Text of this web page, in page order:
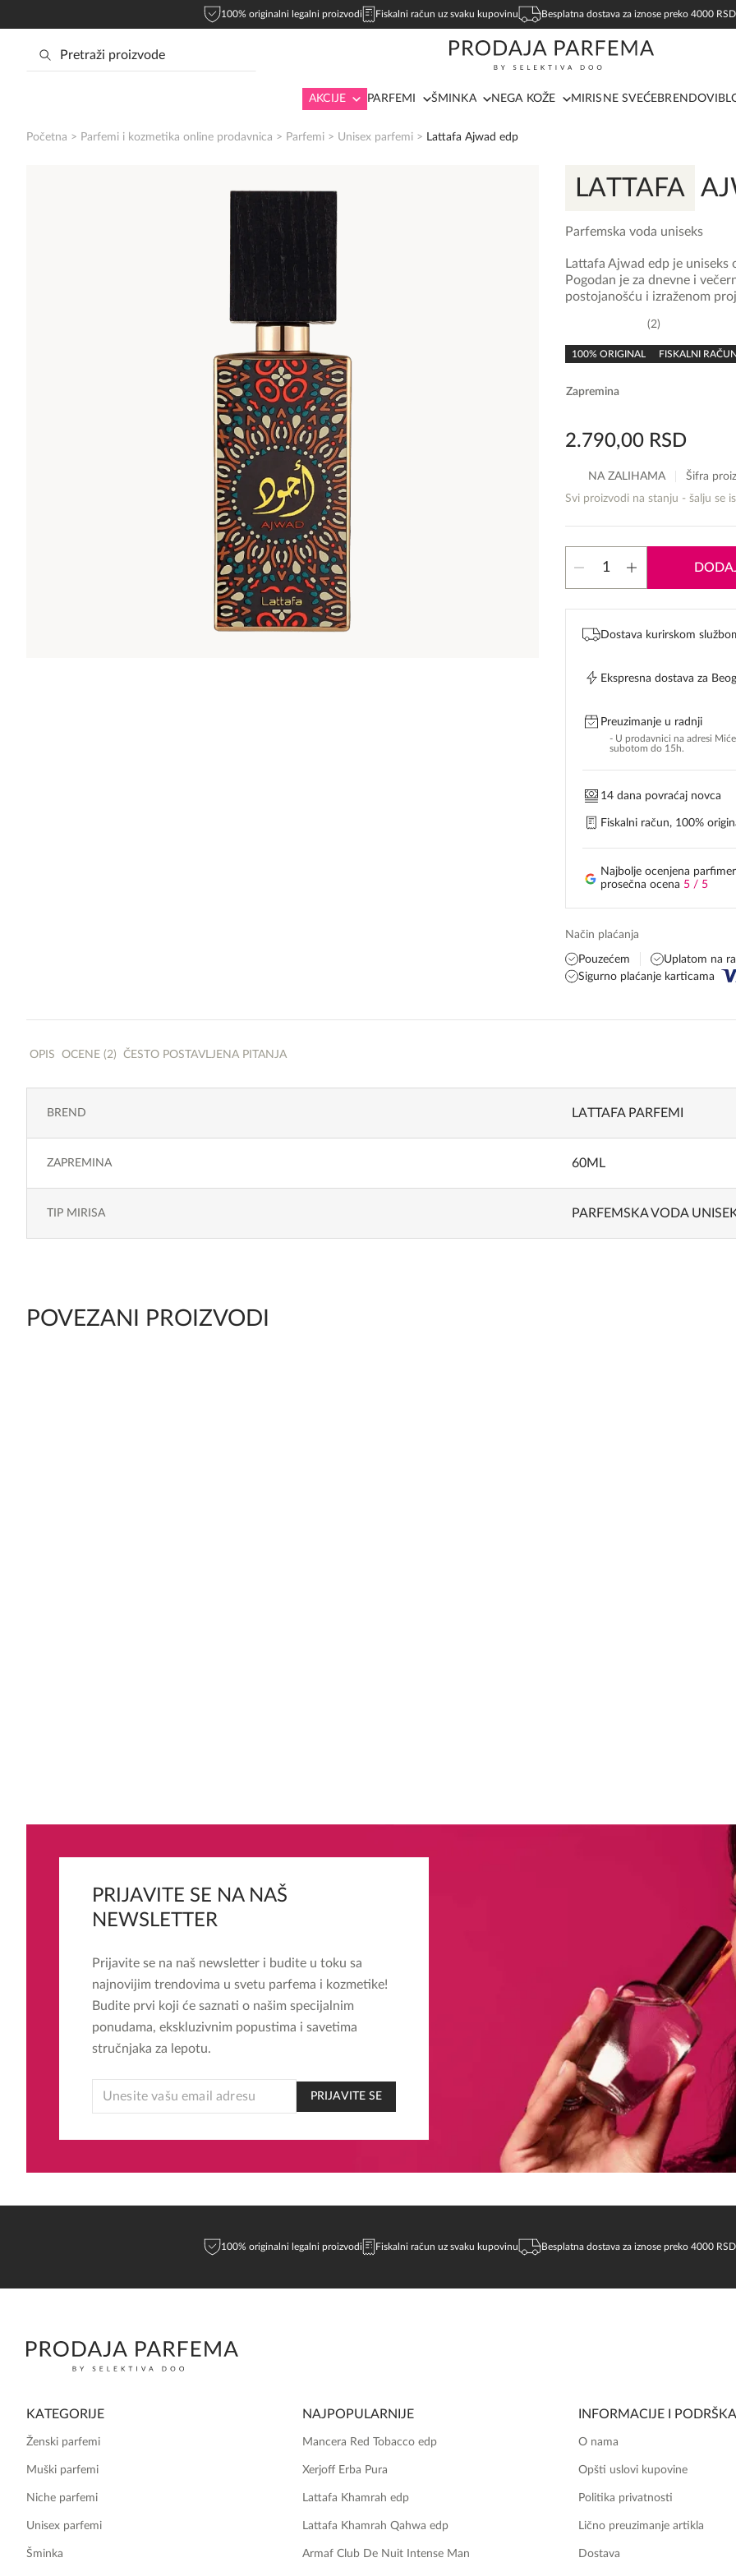
100% originalni legalni proizvodi Fiskalni račun uz svaku kupovinu Besplatna dostava za iznose preko 4000 RSD
AKCIJE PARFEMI ŠMINKA NEGA KOŽE MIRISNE SVEĆEBRENDOVI
Početna > Parfemi i kozmetika online prodavnica > Parfemi > Unisex parfemi > Lattafa Ajwad edp
LATTAFA
Parfemska voda uniseks
rating
2
100% ORIGINAL FISKALNI
Lattafa Ajwad edp je
Pogodan je za dnevne i
postojanošću i izraženom
Zapremina
2.790,00 RSD
NA ZALIHAMA
Šifra
Svi proizvodi na stanju - šalju se
Lattafa
edp
količina
Dostava kurirskom
Ekspresna dostava za
Preuzimanje u radnji
- U prodavnici na adresi
subotom do 15h.
14 dana povraćaj novca
Fiskalni račun, 100%
Najbolje ocenjena
prosečna ocena 5 / 5
Način plaćanja
Pouzećem
Uplatom na
Sigurno plaćanje karticama
OPIS OCENE (2) ČESTO POSTAVLJENA PITANJA
BREND LATTAFA PARFEMI
ZAPREMINA 60ML
TIP MIRISA PARFEMSKA VODA
POVEZANI PROIZVODI
PRIJAVITE SE NA NAŠ
NEWSLETTER
Prijavite se na naš newsletter i budite u toku sa
najnovijim trendovima u svetu parfema i kozmetike!
Budite prvi koji će saznati o našim specijalnim
ponudama, ekskluzivnim popustima i savetima
stručnjaka za lepotu.
EMAIL
PRIJAVITE SE
100% originalni legalni proizvodi Fiskalni račun uz svaku kupovinu Besplatna dostava za iznose preko 4000 RSD
KATEGORIJE
Ženski parfemi
Muški parfemi
Niche parfemi
Unisex parfemi
Šminka
NAJPOPULARNIJE
Mancera Red Tobacco edp
Xerjoff Erba Pura
Lattafa Khamrah edp
Lattafa Khamrah Qahwa edp
Armaf Club De Nuit Intense Man
INFORMACIJE I PODRŠKA
O nama
Opšti uslovi kupovine
Politika privatnosti
Lično preuzimanje artikla
Dostava